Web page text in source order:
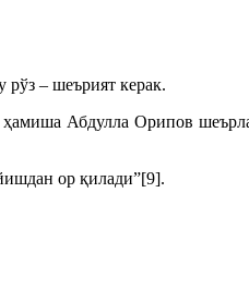
рўз – шеърият керак.
ҳамиша Абдулла Орипов
ор қилади”[9].